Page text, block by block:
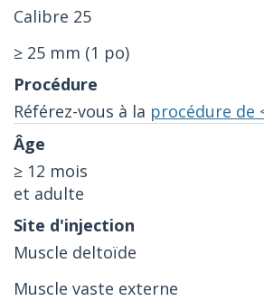
Calibre 25
≥ 25 mm (1 po)
Référez-vous à la procédure de
≥ 12 mois
et adulte
Muscle deltoïde
Muscle vaste externe